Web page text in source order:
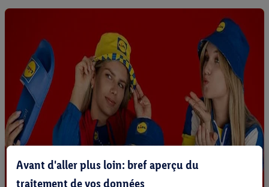
Avant d'aller plus loin: bref aperçu du
traitement de vos données